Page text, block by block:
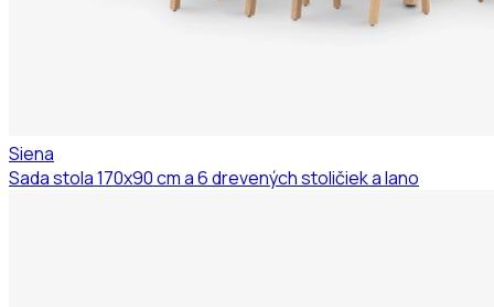
Siena
Sada stola 170x90 cm a 6 drevených stoličiek a lano